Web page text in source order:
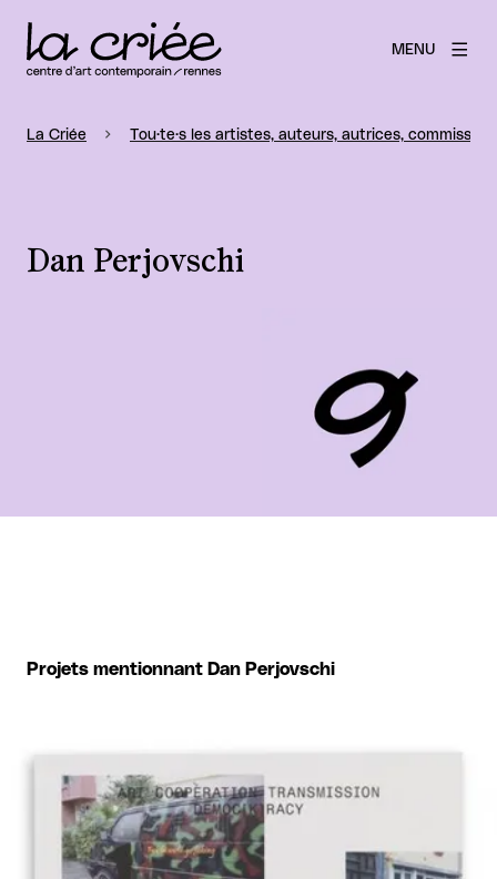
MENU
La Criée Tou·te·s les artistes, auteurs, autrices,
Dan Perjovschi
Projets mentionnant Dan Perjovschi